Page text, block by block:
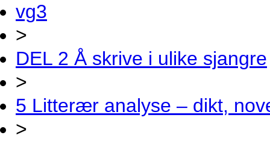
vg3
>
DEL 2 Å skrive i ulike sjangre
>
5 Litterær analyse – dikt,
>